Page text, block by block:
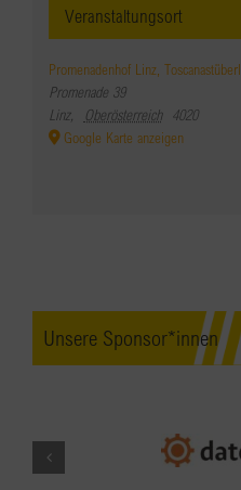
Veranstaltungsort
Promenadenhof Linz, Toscanastüberl
Promenade 39
Linz, Oberösterreich 4020
Google Karte anzeigen
Unsere Sponsor*innen